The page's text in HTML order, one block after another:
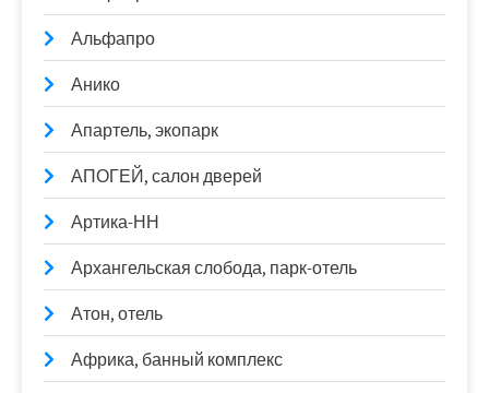
Альфапро
Анико
Апартель, экопарк
АПОГЕЙ, салон дверей
Артика-НН
Архангельская слобода, парк-отель
Атон, отель
Африка, банный комплекс